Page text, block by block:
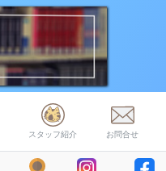
スタッフ紹介 お問合せ